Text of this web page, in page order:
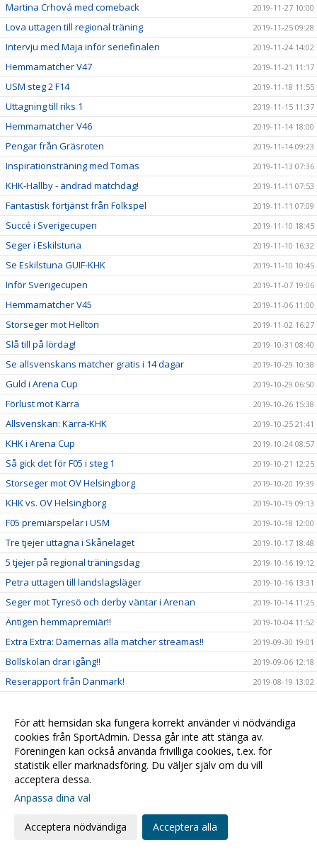
Martina Crhová med comeback 2019-11-27 10:00
Lova uttagen till regional träning 2019-11-25 09:28
Intervju med Maja inför seriefinalen 2019-11-24 14:02
Hemmamatcher V47 2019-11-21 11:17
USM steg 2 F14 2019-11-18 11:55
Uttagning till riks 1 2019-11-15 11:37
Hemmamatcher V46 2019-11-14 18:00
Pengar från Gräsroten 2019-11-14 09:23
Inspirationsträning med Tomas 2019-11-13 07:36
KHK-Hallby - ändrad matchdag! 2019-11-11 07:53
Fantastisk förtjänst från Folkspel 2019-11-11 07:09
Succé i Sverigecupen 2019-11-10 18:45
Seger i Eskilstuna 2019-11-10 16:32
Se Eskilstuna GUIF-KHK 2019-11-10 10:45
Inför Sverigecupen 2019-11-07 19:06
Hemmamatcher V45 2019-11-06 11:00
Storseger mot Hellton 2019-11-02 16:27
Slå till på lördag! 2019-10-31 08:40
Se allsvenskans matcher gratis i 14 dagar 2019-10-29 10:38
Guld i Arena Cup 2019-10-29 06:50
Förlust mot Kärra 2019-10-26 15:38
Allsvenskan: Kärra-KHK 2019-10-25 21:41
KHK i Arena Cup 2019-10-24 08:57
Så gick det för F05 i steg 1 2019-10-21 12:25
Storseger mot OV Helsingborg 2019-10-20 19:39
KHK vs. OV Helsingborg 2019-10-19 09:13
F05 premiärspelar i USM 2019-10-18 12:00
Tre tjejer uttagna i Skånelaget 2019-10-17 18:48
5 tjejer på regional träningsdag 2019-10-16 19:12
Petra uttagen till landslagsläger 2019-10-16 13:31
Seger mot Tyresö och derby väntar i Arenan 2019-10-14 11:25
Äntigen hemmapremiär!! 2019-10-04 11:52
Extra Extra: Damernas alla matcher streamas!! 2019-09-30 19:01
Bollskolan drar igång!! 2019-09-06 12:18
Reserapport från Danmark! 2019-08-19 13:02
Beachhandboll med F09 2019-07-25 11:19
Framgång i sanden! 2019-07-17 13:00
Mer Partille! 2019-07-05 17:21
Klassikern: Partille Cup!
Rapport från Kroatien
Framgångar för våra yngre tjejer!
För att hemsidan ska fungera korrekt använder vi nödvändiga
cookies från SportAdmin. Dessa går inte att stänga av.
Föreningen kan också använda frivilliga cookies, t.ex. för
statistik eller marknadsföring. Du väljer själv om du vill
acceptera dessa.
Anpassa dina val
Acceptera nödvändiga Acceptera alla